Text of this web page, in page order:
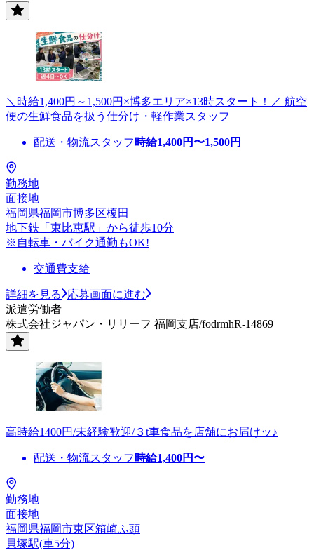
＼時給1,400円～1,500円×博多エリア×13時スタート！／ 航空
便の生鮮食品を扱う仕分け・軽作業スタッフ
配送・物流スタッフ 時給1,400円〜1,500円
勤務地
面接地
福岡県福岡市博多区榎田
地下鉄「東比恵駅」から徒歩10分
※自転車・バイク通勤もOK!
交通費支給
詳細を見る
応募画面に進む
派遣労働者
株式会社ジャパン・リリーフ 福岡支店/fodrmhR-14869
高時給1400円/未経験歓迎/３t車食品を店舗にお届けッ♪
配送・物流スタッフ 時給1,400円〜
勤務地
面接地
福岡県福岡市東区箱崎ふ頭
貝塚駅(車5分)